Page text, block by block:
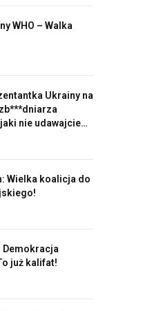
WHO – Walka
Ukrainy na
nie udawajcie
Wielka koalicja do
Demokracja
już kalifat!